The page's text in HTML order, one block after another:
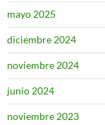
mayo 2025
diciembre 2024
noviembre 2024
junio 2024
noviembre 2023